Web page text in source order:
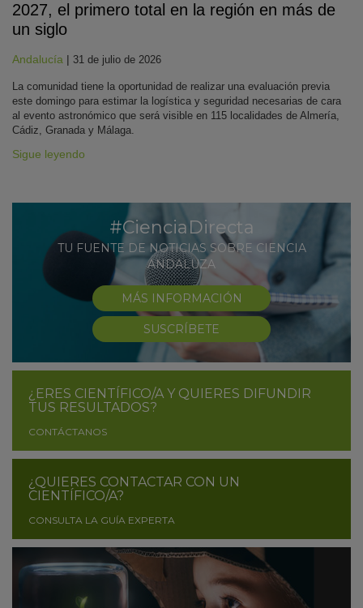
2027, el primero total en la región en más de
un siglo
Andalucía | 31 de julio de 2026
La comunidad tiene la oportunidad de realizar una evaluación previa
este domingo para estimar la logística y seguridad necesarias de cara
al evento astronómico que será visible en 115 localidades de Almería,
Cádiz, Granada y Málaga.
Sigue leyendo
#CienciaDirecta
TU FUENTE DE NOTICIAS SOBRE CIENCIA
ANDALUZA
MÁS INFORMACIÓN
SUSCRÍBETE
¿ERES CIENTÍFICO/A Y QUIERES DIFUNDIR
TUS RESULTADOS?
CONTÁCTANOS
¿QUIERES CONTACTAR CON UN
CIENTÍFICO/A?
CONSULTA LA GUÍA EXPERTA